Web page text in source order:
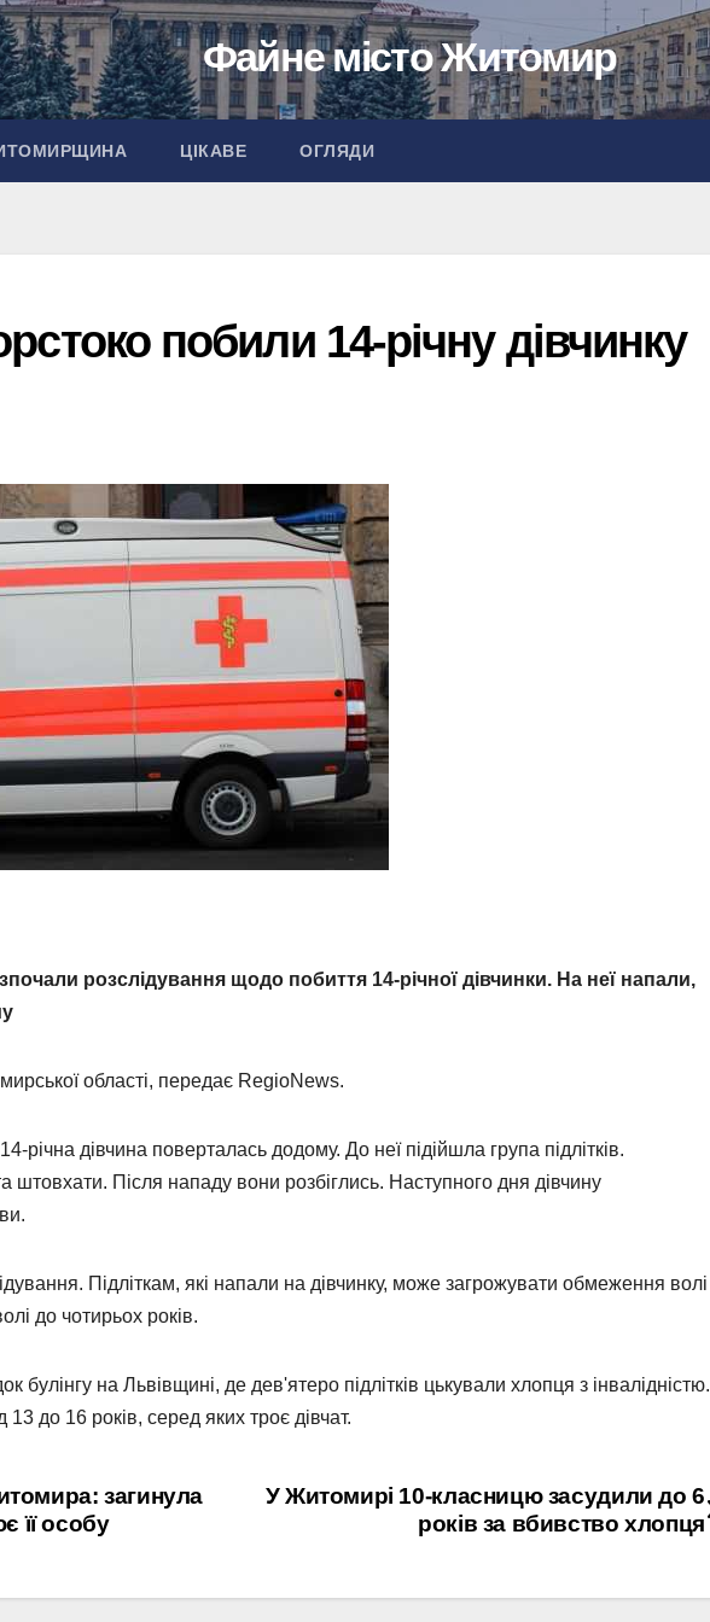
Файне місто Житомир
ЦІКАВЕ ОГЛЯДИ
побили 14-річну дівчинку
розслідування щодо побиття 14-річної дівчинки. На неї напали,
області, передає RegioNews.
річна дівчина поверталась додому. До неї підійшла група підлітків.
штовхати. Після нападу вони розбіглись. Наступного дня дівчину
Підліткам, які напали на дівчинку, може загрожувати обмеження волі
до чотирьох років.
булінгу на Львівщині, де дев'ятеро підлітків цькували хлопця з інвалідністю.
13 до 16 років, серед яких троє дівчат.
У Житомирі 10-класницю засудили до 6
років за вбивство хлопця
загинула
її особу